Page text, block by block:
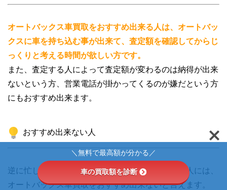
オートバックス車買取をおすすめ出来る人は、オートバッ
クスに車を持ち込む事が出来て、査定額を確認してからじ
っくりと考える時間が欲しい方です。
また、査定する人によって査定額が変わるのは納得が出来
ないという方、営業電話が掛かってくるのが嫌だという方
にもおすすめ出来ます。
おすすめ出来ない人
逆に忙しくてオートバックスに車を持ち込めない人には、
オートバックス車買取をおすすめ出来ないと言えます。
＼無料で最高額が分かる／
車の買取額を診断